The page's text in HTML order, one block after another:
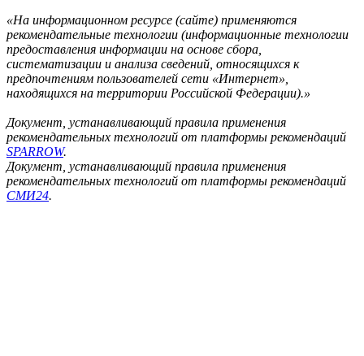
«На информационном ресурсе (сайте) применяются
рекомендательные технологии (информационные технологии
предоставления информации на основе сбора,
систематизации и анализа сведений, относящихся к
предпочтениям пользователей сети «Интернет»,
находящихся на территории Российской Федерации).»
Документ, устанавливающий правила применения
рекомендательных технологий от платформы рекомендаций
SPARROW.
Документ, устанавливающий правила применения
рекомендательных технологий от платформы рекомендаций
СМИ24.